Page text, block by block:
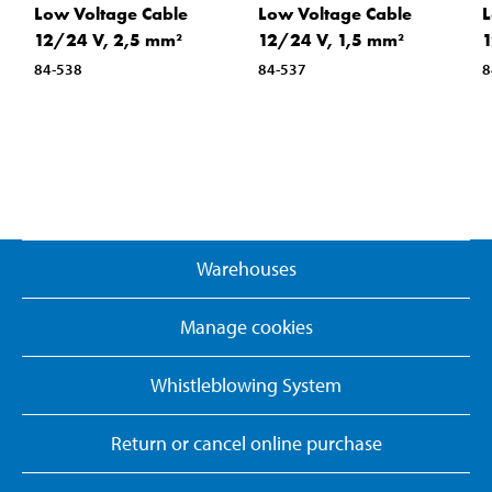
Low Voltage Cable
12/24 V, 2,5 mm²
84-538
Low Voltage Cable
12/24 V, 1,5 mm²
84-537
Warehouses
Manage cookies
Whistleblowing System
Return or cancel online purchase